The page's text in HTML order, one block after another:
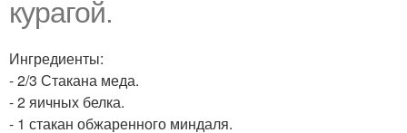
курагой.
Ингредиенты:
- 2/3 Стакана меда.
- 2 яичных белка.
- 1 стакан обжаренного миндаля.